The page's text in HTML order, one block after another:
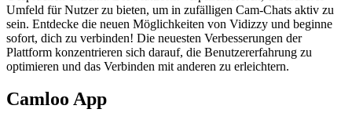
Umfeld für Nutzer zu bieten, um in zufälligen Cam-Chats aktiv zu
sein. Entdecke die neuen Möglichkeiten von Vidizzy und beginne
sofort, dich zu verbinden! Die neuesten Verbesserungen der
Plattform konzentrieren sich darauf, die Benutzererfahrung zu
optimieren und das Verbinden mit anderen zu erleichtern.
Camloo App